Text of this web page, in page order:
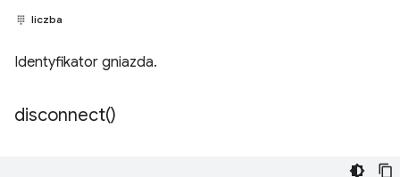
liczba
Identyfikator gniazda.
disconnect()